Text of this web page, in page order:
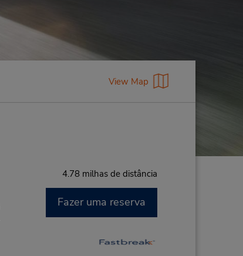
View Map
4.78 milhas de distância
Fazer uma reserva